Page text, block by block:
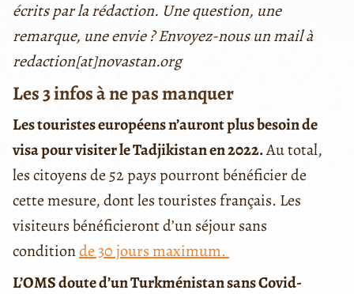
écrits par la rédaction. Une question, une
remarque, une envie ? Envoyez-nous un mail à
redaction[at]novastan.org
Les 3 infos à ne pas manquer
Les touristes européens n’auront plus besoin de
visa pour visiter le Tadjikistan en 2022.Au total,
les citoyens de 52 pays pourront bénéficier de
cette mesure, dont les touristes français. Les
visiteurs bénéficieront d’un séjour sans
conditionde 30 jours maximum.
L’OMS doute d’un Turkménistan sans Covid-